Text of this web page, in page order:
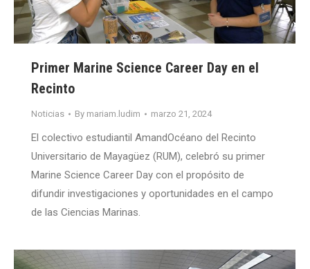
Primer Marine Science Career Day en el
Recinto
Noticias By mariam.ludim marzo 21, 2024
El colectivo estudiantil AmandOcéano del Recinto
Universitario de Mayagüez (RUM), celebró su primer
Marine Science Career Day con el propósito de
difundir investigaciones y oportunidades en el campo
de las Ciencias Marinas.